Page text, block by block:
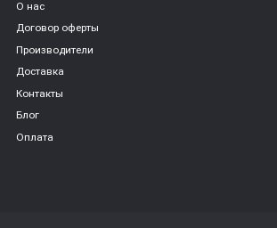
О нас
Договор оферты
Производители
Доставка
Контакты
Блог
Оплата